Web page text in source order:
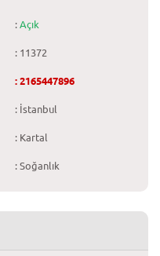
: Açık
: 11372
: 2165447896
: İstanbul
: Kartal
: Soğanlık